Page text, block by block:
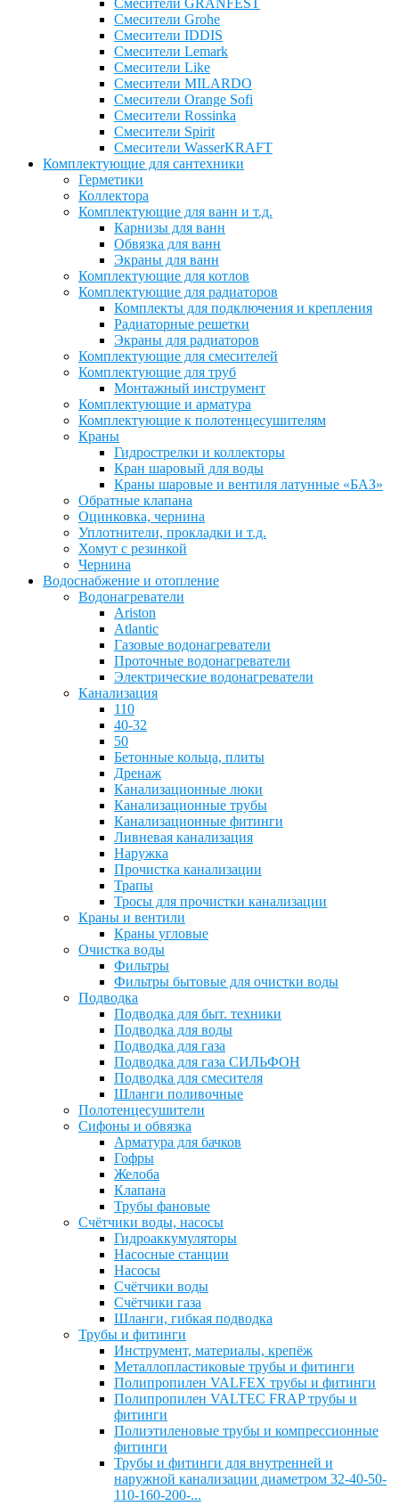
Смесители Grohe
Смесители IDDIS
Смесители Lemark
Смесители Like
Смесители MILARDO
Смесители Orange Sofi
Смесители Rossinka
Смесители Spirit
Смесители WasserKRAFT
Комплектующие для сантехники
Герметики
Коллектора
Комплектующие для ванн и т.д.
Карнизы для ванн
Обвязка для ванн
Экраны для ванн
Комплектующие для котлов
Комплектующие для радиаторов
Комплекты для подключения и крепления
Радиаторные решетки
Экраны для радиаторов
Комплектующие для смесителей
Комплектующие для труб
Монтажный инструмент
Комплектующие и арматура
Комплектующие к полотенцесушителям
Краны
Гидрострелки и коллекторы
Кран шаровый для воды
Краны шаровые и вентиля латунные «БАЗ»
Обратные клапана
Оцинковка, чернина
Уплотнители, прокладки и т.д.
Хомут с резинкой
Чернина
Водоснабжение и отопление
Водонагреватели
Ariston
Atlantic
Газовые водонагреватели
Проточные водонагреватели
Электрические водонагреватели
Канализация
110
40-32
50
Бетонные кольца, плиты
Дренаж
Канализационные люки
Канализационные трубы
Канализационные фитинги
Ливневая канализация
Наружка
Прочистка канализации
Трапы
Тросы для прочистки канализации
Краны и вентили
Краны угловые
Очистка воды
Фильтры
Фильтры бытовые для очистки воды
Подводка
Подводка для быт. техники
Подводка для воды
Подводка для газа
Подводка для газа СИЛЬФОН
Подводка для смесителя
Шланги поливочные
Полотенцесушители
Сифоны и обвязка
Арматура для бачков
Гофры
Желоба
Клапана
Трубы фановые
Счётчики воды, насосы
Гидроаккумуляторы
Насосные станции
Насосы
Счётчики воды
Счётчики газа
Шланги, гибкая подводка
Трубы и фитинги
Инструмент, материалы, крепёж
Металлопластиковые трубы и фитинги
Полипропилен VALFEX трубы и фитинги
Полипропилен VALTEC FRAP трубы и
фитинги
Полиэтиленовые трубы и компрессионные
фитинги
Трубы и фитинги для внутренней и
наружной канализации диаметром 32-40-50-
110-160-200-...